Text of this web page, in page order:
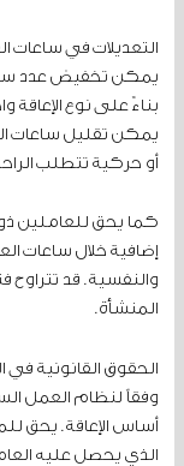
التعديلات في ساعات
يمكن تخفيض عدد
بناءً على نوع
يمكن تقليل ساعات
أو حركية تتطلب
كما يحق للعاملين
إضافية خلال ساعات
والنفسية. قد تتراوح
المنشأة.
الحقوق القانونية في
وفقاً لنظام العمل
أساس الإعاقة. يحق
الذي يحصل عليه